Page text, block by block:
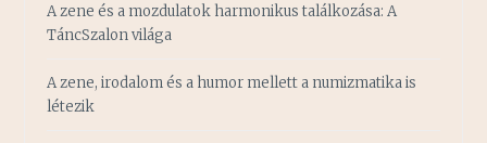
A zene és a mozdulatok harmonikus találkozása: A
TáncSzalon világa
A zene, irodalom és a humor mellett a numizmatika is
létezik